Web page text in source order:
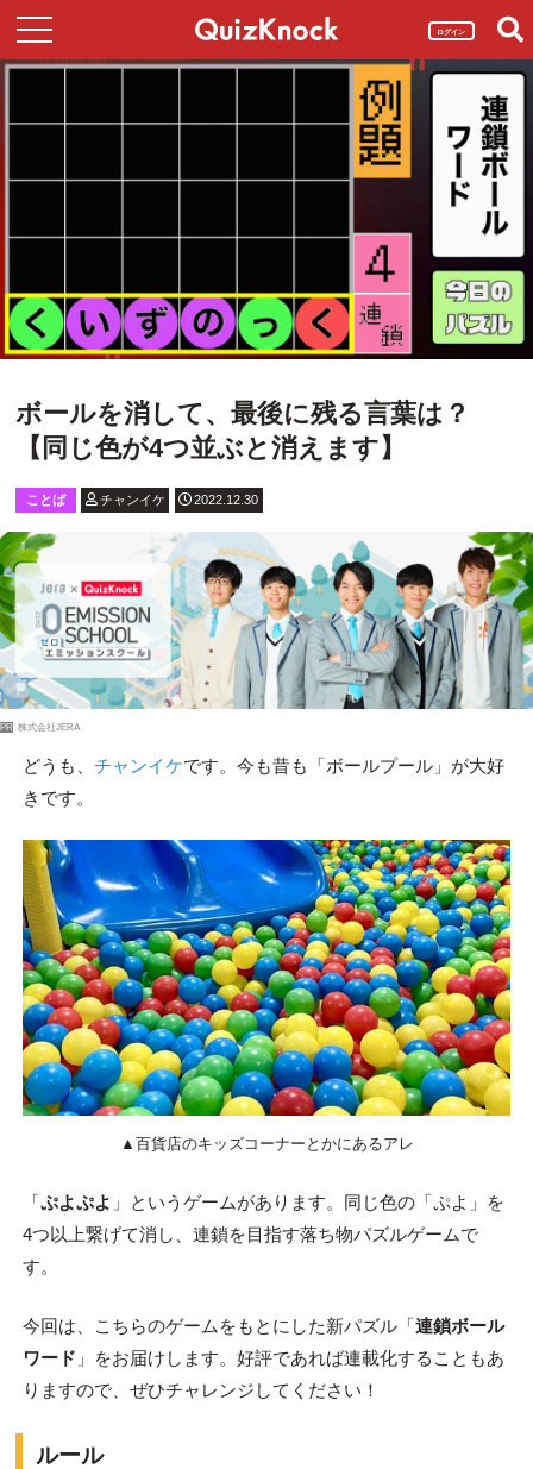
ログイン
ボールを消して、最後に残る言葉は？
【同じ色が4つ並ぶと消えます】
ことば チャンイケ 2022.12.30
PR 株式会社JERA
どうも、 チャンイケです。今も昔も「ボールプール」が大好
きです。
▲百貨店のキッズコーナーとかにあるアレ
「 ぷよぷよ 」というゲームがあります。同じ色の「ぷよ」を
4つ以上繋げて消し、連鎖を目指す落ち物パズルゲームで
す。
今回は、こちらのゲームをもとにした新パズル「連鎖ボール
ワード 」をお届けします。好評であれば連載化することもあ
りますので、ぜひチャレンジしてください！
ルール